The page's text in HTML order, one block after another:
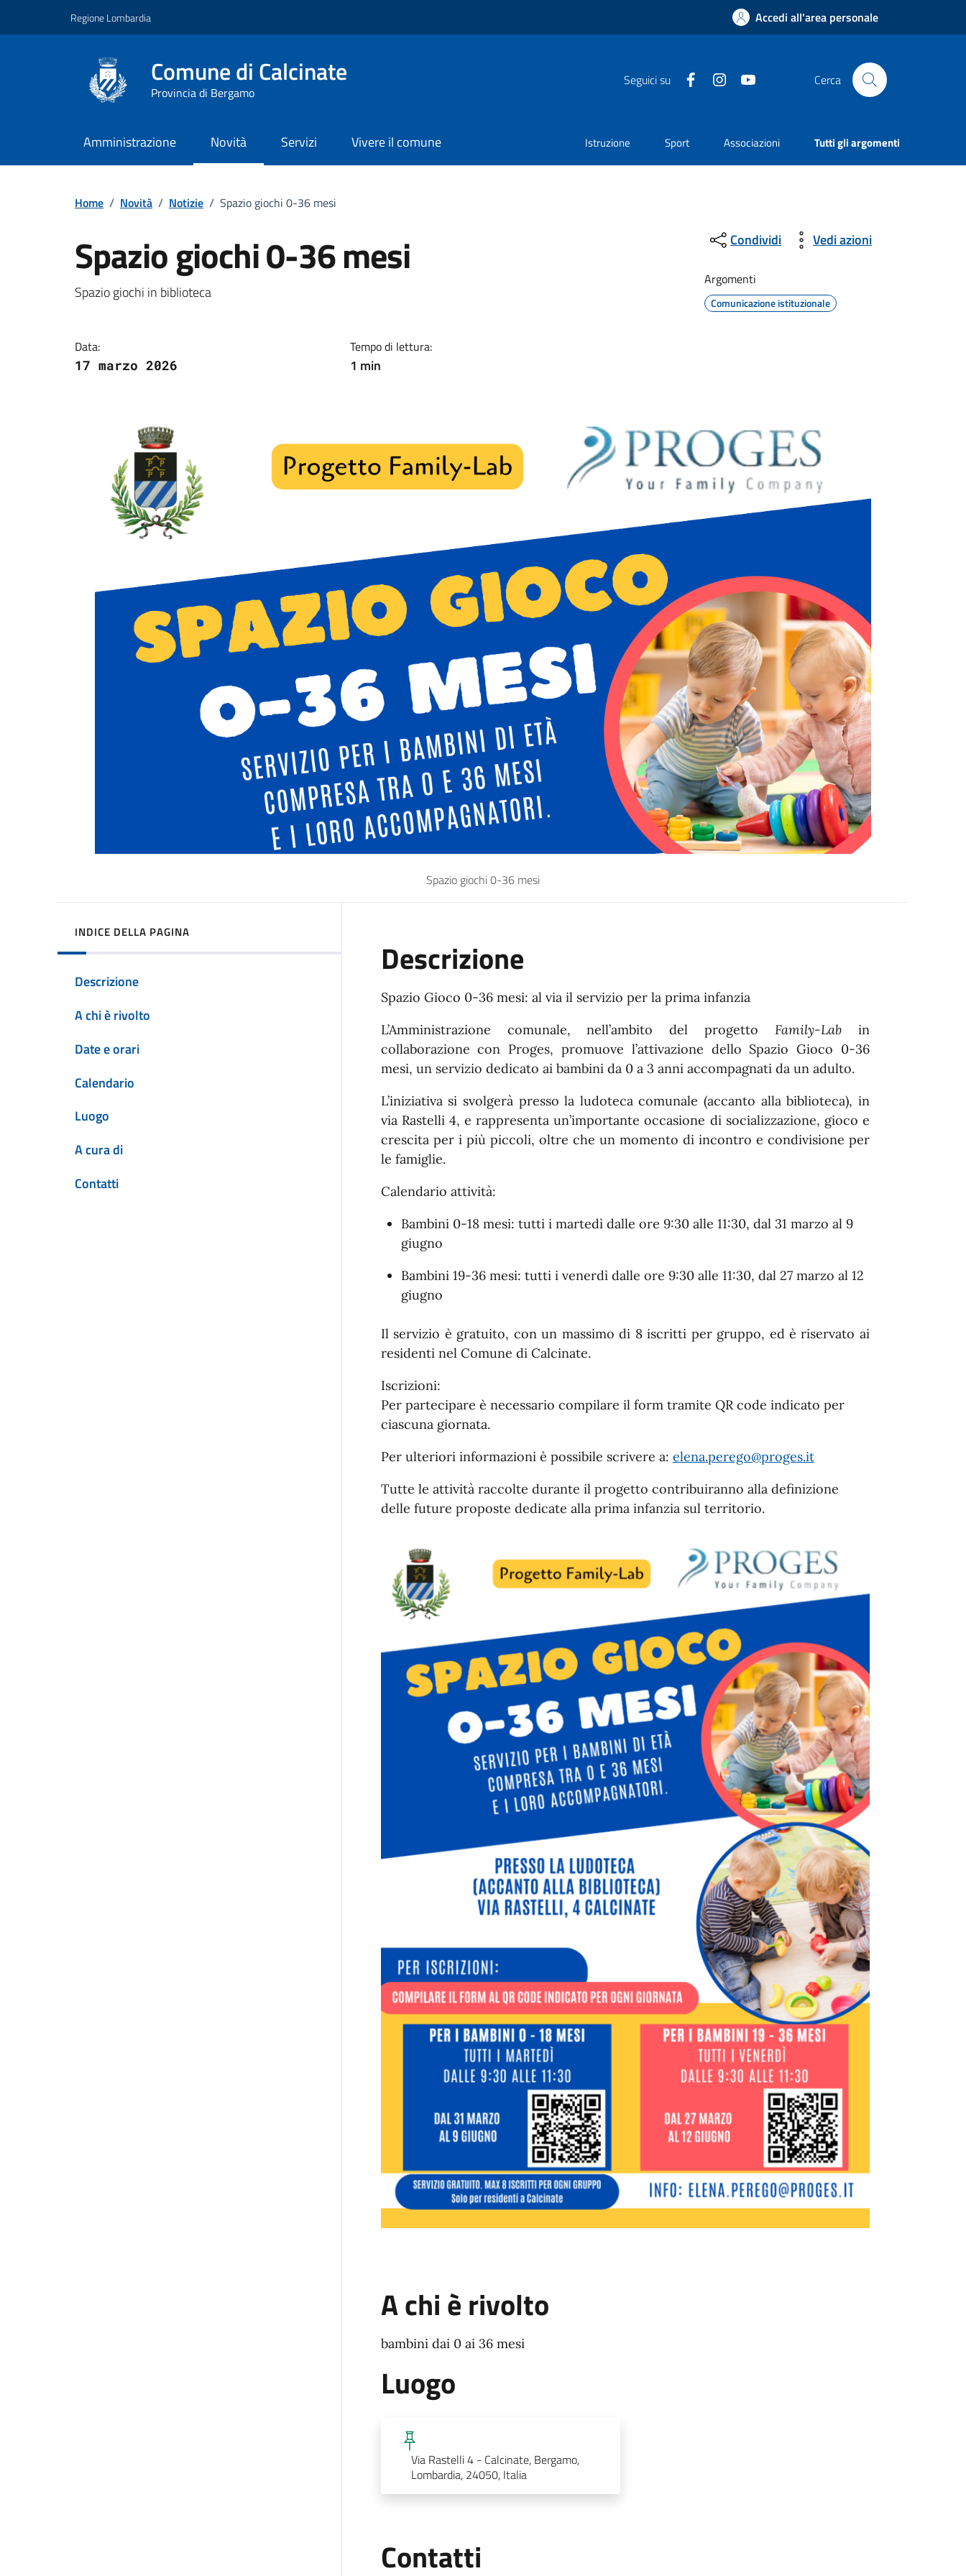
Regione Lombardia Accedi all'area personale
Comune di Calcinate
Provincia di Bergamo
Seguici su Facebook Instagram Cerca
Amministrazione Novità Servizi Vivere il comune Istruzione Sport Associazioni Tutti gli argomenti
Home / Novità / Notizie / Spazio giochi 0-36 mesi
Spazio giochi 0-36 mesi
Dettagli della notizia
Spazio giochi in biblioteca
Data:
17 marzo 2026
Tempo di lettura:
1 min
Condividi Vedi azioni
Argomenti
Comunicazione istituzionale
Spazio giochi 0-36 mesi
INDICE DELLA PAGINA
Descrizione
A chi è rivolto
Date e orari
Calendario
Luogo
A cura di
Contatti
Descrizione
Spazio Gioco 0-36 mesi: al via il servizio per la prima infanzia
L’Amministrazione comunale, nell’ambito del progettoFamily-Lab in
collaborazione con Proges, promuove l’attivazione dello Spazio Gioco 0-36
mesi, un servizio dedicato ai bambini da 0 a 3 anni accompagnati da un adulto.
L’iniziativa si svolgerà presso la ludoteca comunale (accanto alla biblioteca), in
via Rastelli 4, e rappresenta un’importante occasione di socializzazione, gioco e
crescita per i più piccoli, oltre che un momento di incontro e condivisione per
le famiglie.
Calendario attività:
Bambini 0-18 mesi: tutti i martedì dalle ore 9:30 alle 11:30, dal 31 marzo al 9
giugno
Bambini 19-36 mesi: tutti i venerdì dalle ore 9:30 alle 11:30, dal 27 marzo al 12
giugno
Il servizio è gratuito, con un massimo di 8 iscritti per gruppo, ed è riservato ai
residenti nel Comune di Calcinate.
Iscrizioni:
Per partecipare è necessario compilare il form tramite QR code indicato per
ciascuna giornata.
Per ulteriori informazioni è possibile scrivere a: elena.perego@proges.it
Tutte le attività raccolte durante il progetto contribuiranno alla definizione
delle future proposte dedicate alla prima infanzia sul territorio.
A chi è rivolto
bambini dai 0 ai 36 mesi
Luogo
Via Rastelli 4 - Calcinate, Bergamo,
Lombardia, 24050, Italia
Contatti